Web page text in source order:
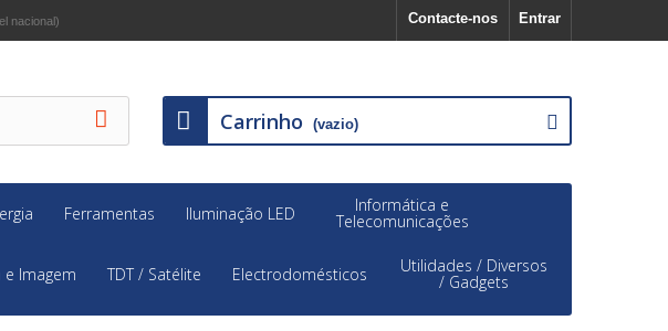
Entrar
Contacte-nos
nacional)
Carrinho (vazio)
Ferramentas Iluminação LED Informática e
Telecomunicações
e Imagem TDT / Satélite Electrodomésticos Utilidades / Diversos
/ Gadgets